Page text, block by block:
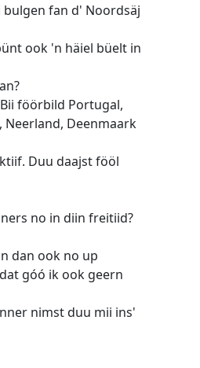
bulgen fan d' Noordsäj
ook 'n häiel büelt in
Bii föörbild Portugal,
Neerland, Deenmaark
Duu daajst fööl
no in diin freitiid?
dan ook no up
góó ik ook geern
nimst duu mii ins'